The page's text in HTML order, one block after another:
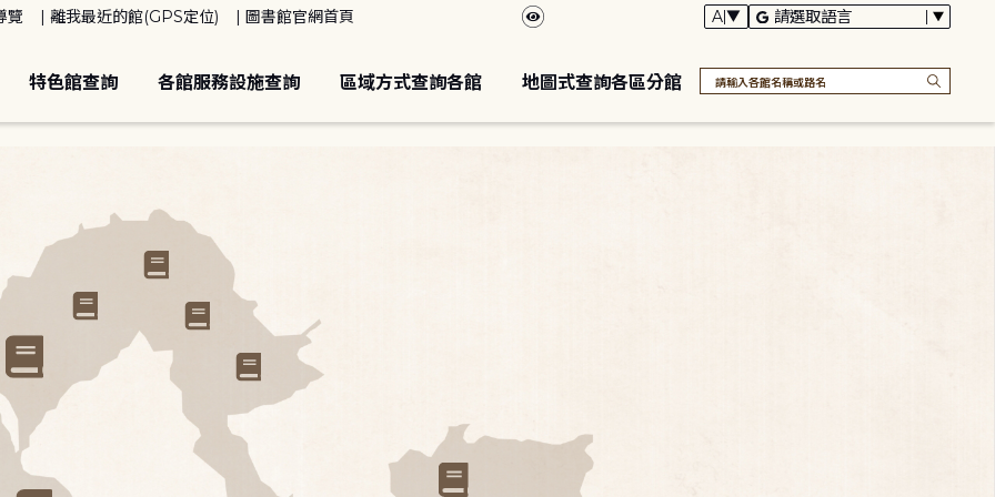
覽 離我最近的館(GPS定位) 圖書館官網首頁
特色館查詢 各館服務設施查詢 區域方式查詢各館 地圖式查詢各區分館